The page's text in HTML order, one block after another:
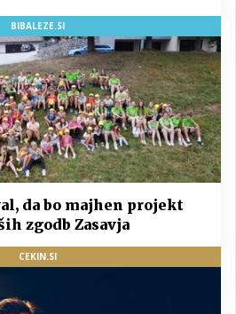
BIBALEZE.SI
da bo majhen projekt
zgodb Zasavja
CEKIN.SI